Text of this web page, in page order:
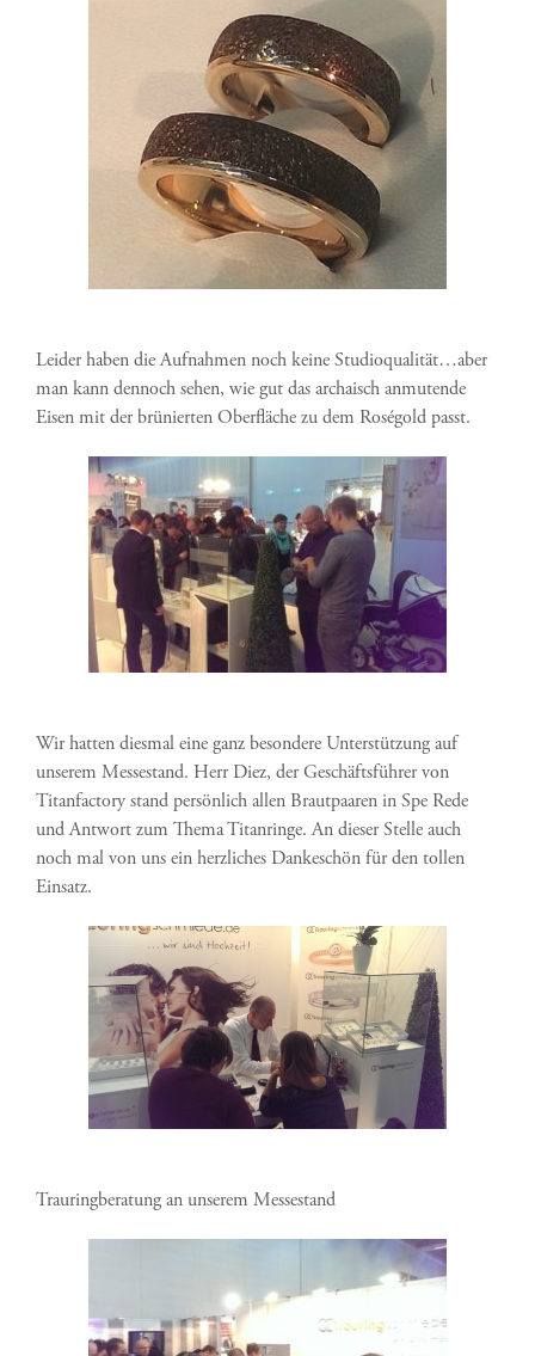
Leider haben die Aufnahmen noch keine Studioqualität…aber
man kann dennoch sehen, wie gut das archaisch anmutende
Eisen mit der brünierten Oberfläche zu dem Roségold passt.
Wir hatten diesmal eine ganz besondere Unterstützung auf
unserem Messestand. Herr Diez, der Geschäftsführer von
Titanfactory stand persönlich allen Brautpaaren in Spe Rede
und Antwort zum Thema Titanringe. An dieser Stelle auch
noch mal von uns ein herzliches Dankeschön für den tollen
Einsatz.
Trauringberatung an unserem Messestand